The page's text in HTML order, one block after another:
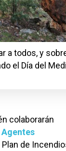
a todos, y
el Día del
colaborarán
Agentes
de